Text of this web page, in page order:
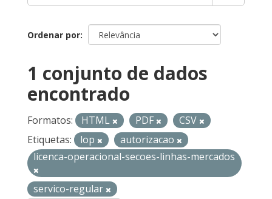
Ordenar por
1 conjunto de dados
encontrado
Formatos: HTML PDF
CSV
Etiquetas:
lop
autorizacao
licenca-operacional-secoes-linhas-mercados
servico-regular